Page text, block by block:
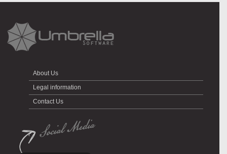
About Us
Legal information
Contact Us